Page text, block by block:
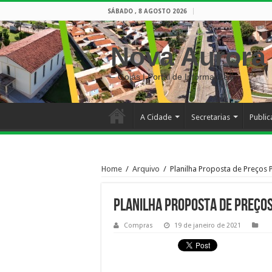
SÁBADO , 8 AGOSTO 2026
Nova Aurora
– Goiás | Portal de Informações
A Cidade Secretarias
Home / Arquivo / Planilha Proposta de Preços
Planilha Proposta de
Compras 19 de janeiro de 2021